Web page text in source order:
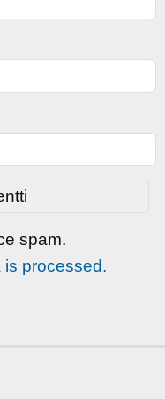
spam.
is processed.